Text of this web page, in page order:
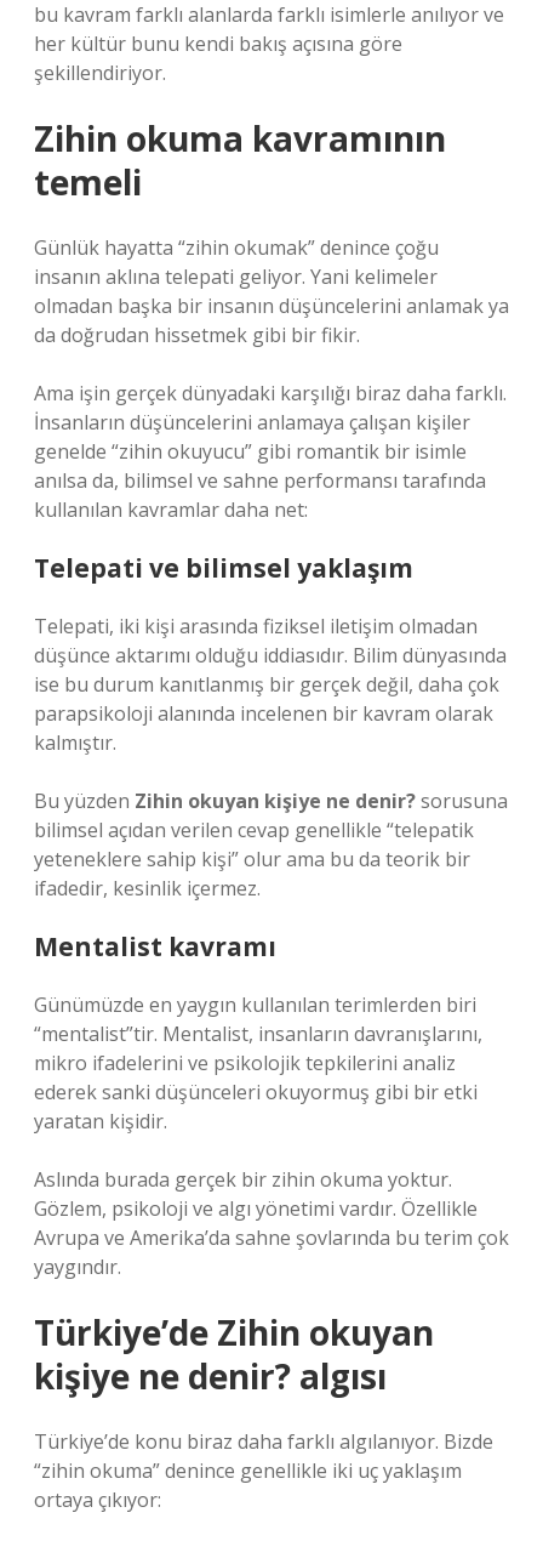
bu kavram farklı alanlarda farklı isimlerle anılıyor ve
her kültür bunu kendi bakış açısına göre
şekillendiriyor.
Zihin okuma kavramının
temeli
Günlük hayatta “zihin okumak” denince çoğu
insanın aklına telepati geliyor. Yani kelimeler
olmadan başka bir insanın düşüncelerini anlamak ya
da doğrudan hissetmek gibi bir fikir.
Ama işin gerçek dünyadaki karşılığı biraz daha farklı.
İnsanların düşüncelerini anlamaya çalışan kişiler
genelde “zihin okuyucu” gibi romantik bir isimle
anılsa da, bilimsel ve sahne performansı tarafında
kullanılan kavramlar daha net:
Telepati ve bilimsel yaklaşım
Telepati, iki kişi arasında fiziksel iletişim olmadan
düşünce aktarımı olduğu iddiasıdır. Bilim dünyasında
ise bu durum kanıtlanmış bir gerçek değil, daha çok
parapsikoloji alanında incelenen bir kavram olarak
kalmıştır.
Bu yüzden Zihin okuyan kişiye ne denir?sorusuna
bilimsel açıdan verilen cevap genellikle “telepatik
yeteneklere sahip kişi” olur ama bu da teorik bir
ifadedir, kesinlik içermez.
Mentalist kavramı
Günümüzde en yaygın kullanılan terimlerden biri
“mentalist”tir. Mentalist, insanların davranışlarını,
mikro ifadelerini ve psikolojik tepkilerini analiz
ederek sanki düşünceleri okuyormuş gibi bir etki
yaratan kişidir.
Aslında burada gerçek bir zihin okuma yoktur.
Gözlem, psikoloji ve algı yönetimi vardır. Özellikle
Avrupa ve Amerika’da sahne şovlarında bu terim çok
yaygındır.
Türkiye’de Zihin okuyan
kişiye ne denir? algısı
Türkiye’de konu biraz daha farklı algılanıyor. Bizde
“zihin okuma” denince genellikle iki uç yaklaşım
ortaya çıkıyor: